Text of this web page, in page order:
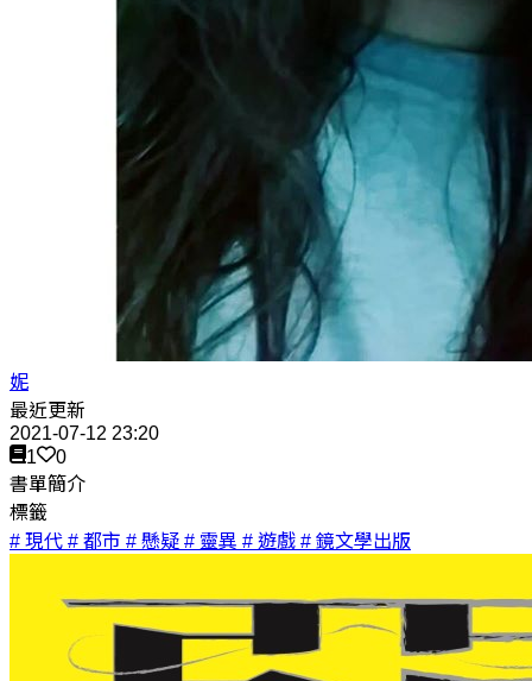
妮
最近更新
2021-07-12 23:20
1
0
書單簡介
標籤
# 現代 # 都市 # 懸疑 # 靈異 # 遊戲 # 鏡文學出版